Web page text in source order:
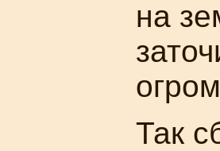
на
Так